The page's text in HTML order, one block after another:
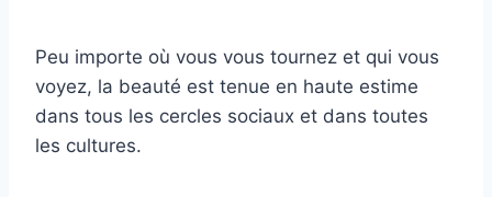
Peu importe où vous vous tournez et qui vous
voyez, la beauté est tenue en haute estime
dans tous les cercles sociaux et dans toutes
les cultures.